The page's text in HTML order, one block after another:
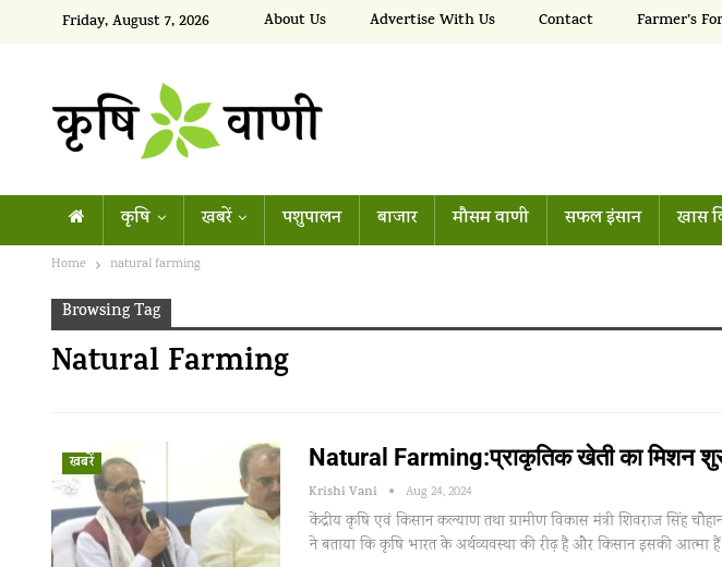
Friday, August 7, 2026 About Us Advertise With Us Contact Farmer’s
कृषि खबरें पशुपालन बाजार मौसम वाणी सफल इंसान खास
Home natural farming
Browsing Tag
Natural Farming
खबरें Natural Farming:प्राकृतिक खेती का मिशन
Krishi Vani Aug 24, 2024
केंद्रीय कृषि एवं किसान कल्याण तथा ग्रामीण विकास मंत्री शिवराज सिंह
ने बताया कि कृषि भारत के अर्थव्यवस्था की रीढ़ है और किसान इसकी आत्मा